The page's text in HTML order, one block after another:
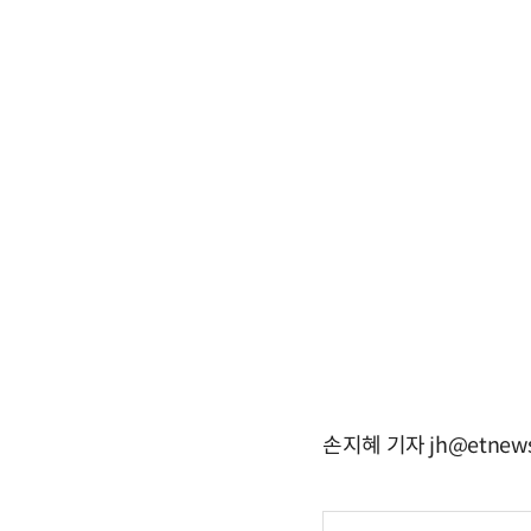
손지혜 기자